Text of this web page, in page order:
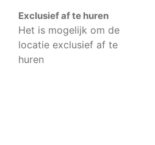
Exclusief af te huren
Het is mogelijk om de
locatie exclusief af te
huren